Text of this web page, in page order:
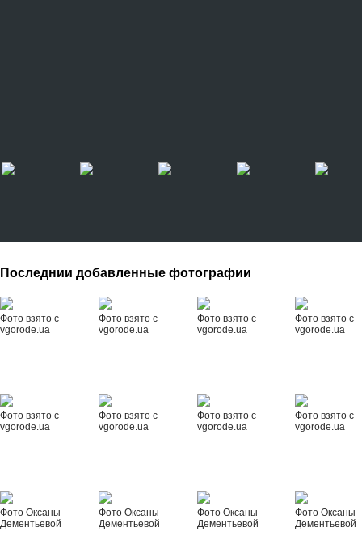
Последнии добавленные фотографии
Фото взято с
vgorode.ua
Фото взято с
vgorode.ua
Фото взято с
vgorode.ua
Фото взято с
vgorode.ua
Фото взято с
vgorode.ua
Фото взято с
vgorode.ua
Фото взято с
vgorode.ua
Фото взято с
vgorode.ua
Фото Оксаны
Дементьевой
Фото Оксаны
Дементьевой
Фото Оксаны
Дементьевой
Фото Оксаны
Дементьевой